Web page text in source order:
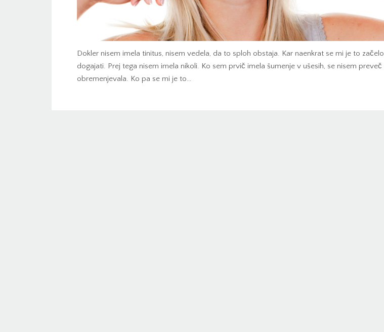
Dokler nisem imela tinitus, nisem vedela, da to sploh obstaja. Kar naenkrat se mi je to začelo
dogajati. Prej tega nisem imela nikoli. Ko sem prvič imela šumenje v ušesih, se nisem preveč
obremenjevala. Ko pa se mi je to…